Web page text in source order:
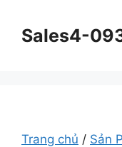
Sales4-
Trang chủ / Sản